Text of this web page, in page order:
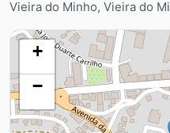
Vieira do Minho, Vieira do
+
−